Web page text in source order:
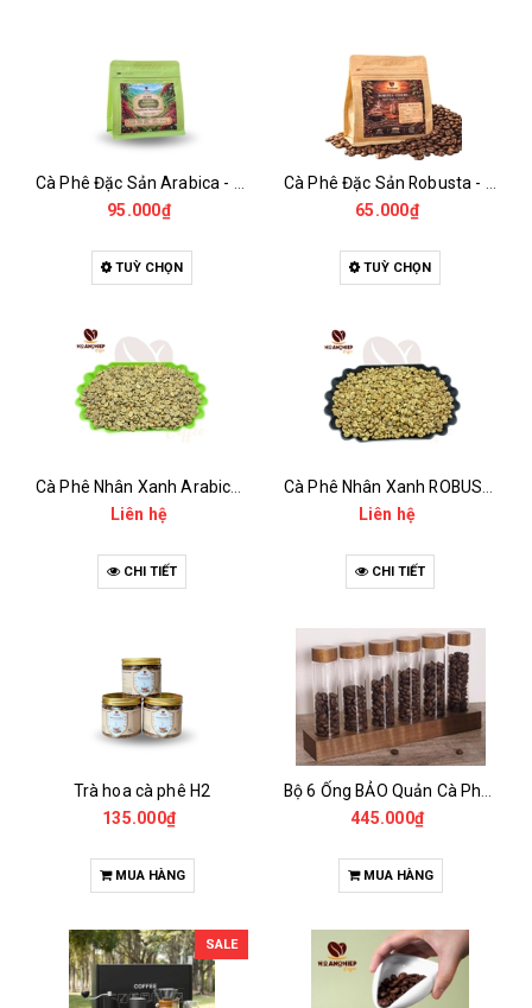
95.000₫
TUỲ CHỌN
65.000₫
TUỲ CHỌN
Liên hệ
CHI TIẾT
Liên hệ
CHI TIẾT
Trà hoa cà phê H2
135.000₫
MUA HÀNG
445.000₫
MUA HÀNG
SALE